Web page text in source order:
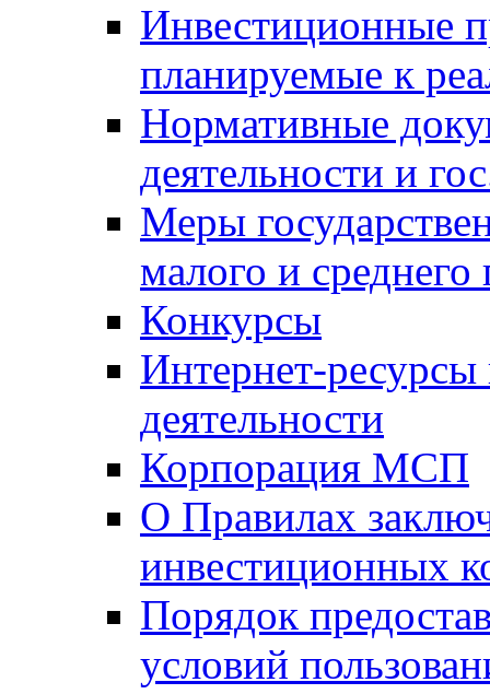
Инвестиционные
планируемые к
Нормативные
деятельности и
Меры
малого и среднего
Конкурсы
Интернет-
деятельности
Корпорация МСП
О Правилах
инвестиционных
Порядок
условий